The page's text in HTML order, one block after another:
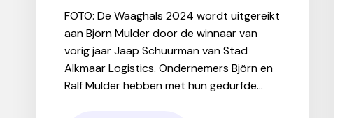
FOTO: De Waaghals 2024 wordt uitgereikt
aan Björn Mulder door de winnaar van
vorig jaar Jaap Schuurman van Stad
Alkmaar Logistics. Ondernemers Björn en
Ralf Mulder hebben met hun gedurfde...